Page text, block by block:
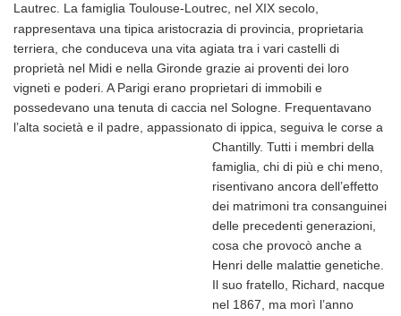
Lautrec. La famiglia Toulouse-Loutrec, nel XIX secolo,
rappresentava una tipica aristocrazia di provincia, proprietaria
terriera, che conduceva una vita agiata tra i vari castelli di
proprietà nel Midi e nella Gironde grazie ai proventi dei loro
vigneti e poderi. A Parigi erano proprietari di immobili e
possedevano una tenuta di caccia nel Sologne. Frequentavano
l’alta società e il padre, appassionato di ippica, seguiva le corse a
Chantilly. Tutti i membri della
famiglia, chi di più e chi meno,
risentivano ancora dell’effetto
dei matrimoni tra consanguinei
delle precedenti generazioni,
cosa che provocò anche a
Henri delle malattie genetiche.
Il suo fratello, Richard, nacque
nel 1867, ma morì l’anno